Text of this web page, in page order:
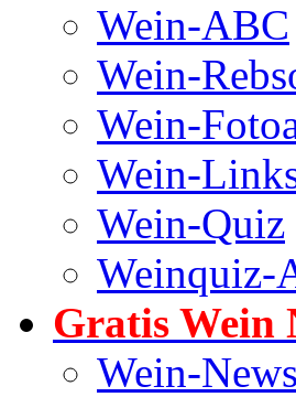
Wein-ABC
Wein-
Wein-
Wein-
Wein-Quiz
Weinquiz-
Gratis Wein
Wein-